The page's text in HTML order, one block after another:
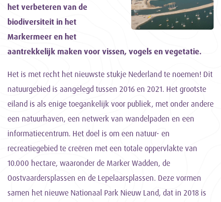
het verbeteren van de
biodiversiteit in het
Markermeer en het
aantrekkelijk maken voor vissen, vogels en vegetatie.
Het is met recht het nieuwste stukje Nederland te noemen! Dit
natuurgebied is aangelegd tussen 2016 en 2021. Het grootste
eiland is als enige toegankelijk voor publiek, met onder andere
een natuurhaven, een netwerk van wandelpaden en een
informatiecentrum. Het doel is om een natuur- en
recreatiegebied te creëren met een totale oppervlakte van
10.000 hectare, waaronder de Marker Wadden, de
Oostvaardersplassen en de Lepelaarsplassen. Deze vormen
samen het nieuwe Nationaal Park Nieuw Land, dat in 2018 is